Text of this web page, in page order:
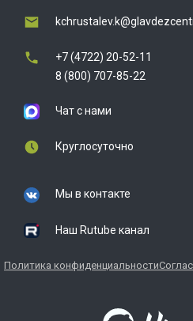
+7 (4722) 20-52-11
8 (800) 707-85-22
Чат с нами
Круглосуточно
Мы в контакте
Наш Rutube канал
Политика конфиденциальности